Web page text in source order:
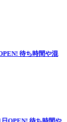
待ち時間や混